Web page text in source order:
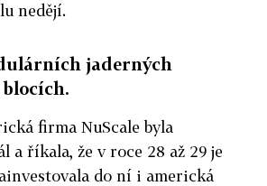
nedějí.
jaderných
firma NuScale byla
a říkala, že v roce 28 až 29 je
do ní i americká